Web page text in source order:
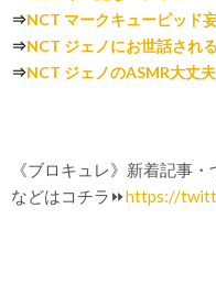
⇒NCT マークキューピッド
⇒NCT ジェノにお世話され
⇒NCT ジェノのASMR大丈夫
《ブロキュレ》新着記事・
などはコチラ⏩https://